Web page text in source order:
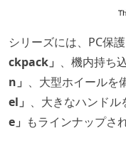
シリーズには、PC保
ckpack」 、機内持ち
n」 、大型ホイールを
el」 、大きなハンドル
e」 もラインナップさ